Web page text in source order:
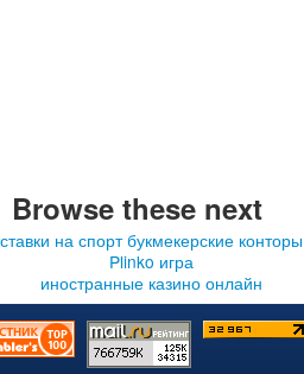
Browse these next
ставки на спорт букмекерские конторы
Plinko игра
иностранные казино онлайн